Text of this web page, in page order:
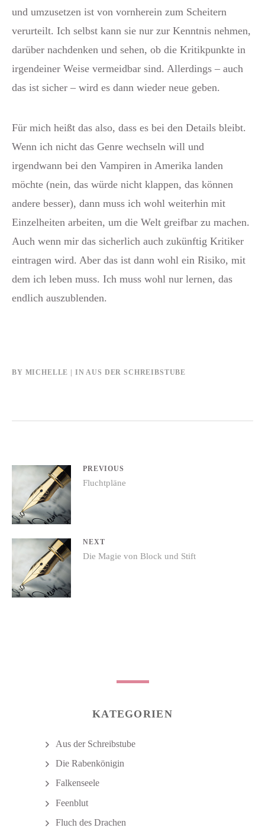
und umzusetzen ist von vornherein zum Scheitern
verurteilt. Ich selbst kann sie nur zur Kenntnis nehmen,
darüber nachdenken und sehen, ob die Kritikpunkte in
irgendeiner Weise vermeidbar sind. Allerdings – auch
das ist sicher – wird es dann wieder neue geben.
Für mich heißt das also, dass es bei den Details bleibt.
Wenn ich nicht das Genre wechseln will und
irgendwann bei den Vampiren in Amerika landen
möchte (nein, das würde nicht klappen, das können
andere besser), dann muss ich wohl weiterhin mit
Einzelheiten arbeiten, um die Welt greifbar zu machen.
Auch wenn mir das sicherlich auch zukünftig Kritiker
eintragen wird. Aber das ist dann wohl ein Risiko, mit
dem ich leben muss. Ich muss wohl nur lernen, das
endlich auszublenden.
BY MICHELLE INAUS DER SCHREIBSTUBE
Beitrags-
Navigation
PREVIOUS
Previous
post:
Fluchtpläne
NEXT
post:
Die Magie von Block und Stift
KATEGORIEN
Aus der Schreibstube
Die Rabenkönigin
Falkenseele
Feenblut
Fluch des Drachen